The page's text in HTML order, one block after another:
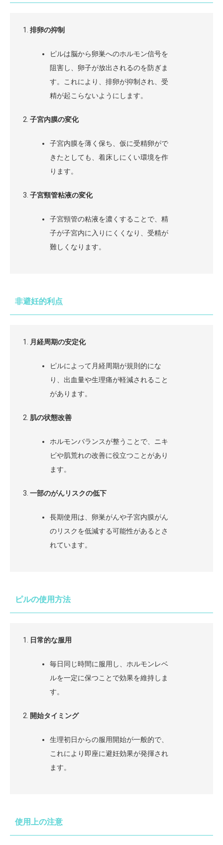
排卵の抑制
ピルは脳から卵巣へのホルモン信号を
阻害し、卵子が放出されるのを防ぎま
す。これにより、排卵が抑制され、受
精が起こらないようにします。
子宮内膜の変化
子宮内膜を薄く保ち、仮に受精卵がで
きたとしても、着床しにくい環境を作
ります。
子宮頸管粘液の変化
子宮頸管の粘液を濃くすることで、精
子が子宮内に入りにくくなり、受精が
難しくなります。
非避妊的利点
月経周期の安定化
ピルによって月経周期が規則的にな
り、出血量や生理痛が軽減されること
があります。
肌の状態改善
ホルモンバランスが整うことで、ニキ
ビや肌荒れの改善に役立つことがあり
ます。
一部のがんリスクの低下
長期使用は、卵巣がんや子宮内膜がん
のリスクを低減する可能性があるとさ
れています。
ピルの使用方法
日常的な服用
毎日同じ時間に服用し、ホルモンレベ
ルを一定に保つことで効果を維持しま
す。
開始タイミング
生理初日からの服用開始が一般的で、
これにより即座に避妊効果が発揮され
ます。
使用上の注意